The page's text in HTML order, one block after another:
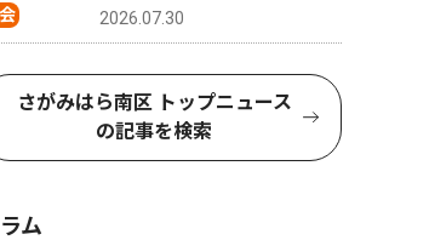
2026.07.30
さがみはら南区 トップニュース
の記事を検索
ム